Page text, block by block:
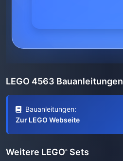
LEGO 4563 Bauanleitungen
Bauanleitungen:
Zur LEGO Webseite
Weitere LEGO® Sets